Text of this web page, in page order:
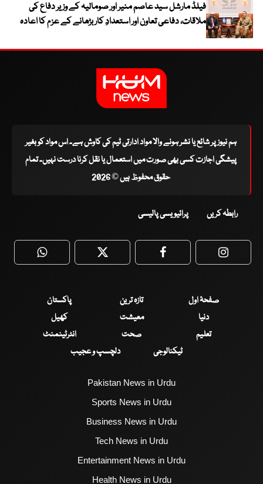
فیلڈ مارشل سید عاصم منیر اور صومالیہ کے وزیر دفاع کی
ملاقات، دفاعی تعاون اور استعدادِ کار بڑھانے کے عزم کا اعادہ
ہم نیوز پر شائع یا نشر ہونے والا مواد ادارتی ٹیم کی کاوش ہے۔ اس مواد کو بغیر
پیشگی اجازت کسی بھی صورت میں استعمال یا نقل کرنا درست نہیں۔ تمام
حقوق محفوظ ہیں © 2026
رابطہ کریں پرائیویسی پالیسی
WhatsApp Twitter Facebook
صفحۂ اول تازہ ترین
پاکستان
دنیا
معیشت
کھیل
تعلیم
صحت
انٹرٹینمنٹ
ٹیکنالوجی
دلچسپ و عجیب
Pakistan News in Urdu
Sports News in Urdu
Business News in Urdu
Tech News in Urdu
Entertainment News in Urdu
Health News in Urdu